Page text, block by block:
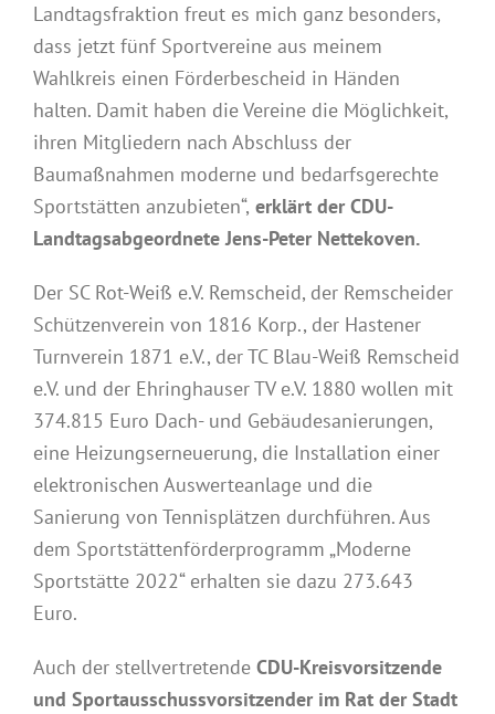
Landtagsfraktion freut es mich ganz besonders,
dass jetzt fünf Sportvereine aus meinem
Wahlkreis einen Förderbescheid in Händen
halten. Damit haben die Vereine die Möglichkeit,
ihren Mitgliedern nach Abschluss der
Baumaßnahmen moderne und bedarfsgerechte
Sportstätten anzubieten“, erklärt der CDU-
Landtagsabgeordnete Jens-Peter Nettekoven.
Der SC Rot-Weiß e.V. Remscheid, der Remscheider
Schützenverein von 1816 Korp., der Hastener
Turnverein 1871 e.V., der TC Blau-Weiß Remscheid
e.V. und der Ehringhauser TV e.V. 1880 wollen mit
374.815 Euro Dach- und Gebäudesanierungen,
eine Heizungserneuerung, die Installation einer
elektronischen Auswerteanlage und die
Sanierung von Tennisplätzen durchführen. Aus
dem Sportstättenförderprogramm „Moderne
Sportstätte 2022“ erhalten sie dazu 273.643
Euro.
Auch der stellvertretende CDU-Kreisvorsitzende
und Sportausschussvorsitzender im Rat der Stadt